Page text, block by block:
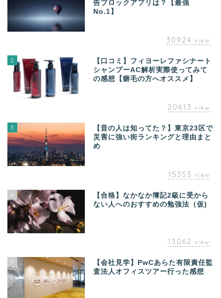
告ブロックアプリは？【最強
No.1】
30924 view
2
【口コミ】フィヨーレファシナート
シャンプーAC解析実際使ってみて
の感想【癖毛の方へオススメ】
20613 view
3
【昔の人は知ってた？】東京23区で
災害に強い街ランキングと理由まと
め
15353 view
4
【合格】なかなか簿記2級に受から
ない人へのおすすめの勉強法（仮)
13062 view
5
【会社見学】PwCあらた有限責任監
査法人オフィスツアー行った感想